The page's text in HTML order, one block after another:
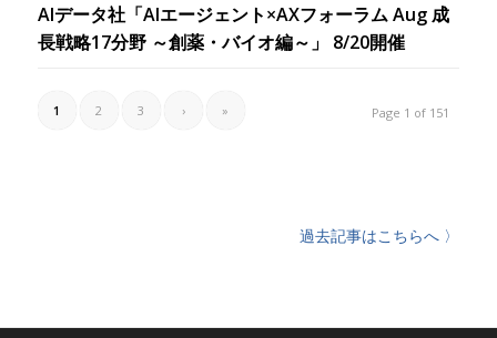
AIデータ社「AIエージェント×AXフォーラム Aug 成
長戦略17分野 ～創薬・バイオ編～」 8/20開催
Page 1 of 151
1 2 3 › »
過去記事はこちらへ 〉